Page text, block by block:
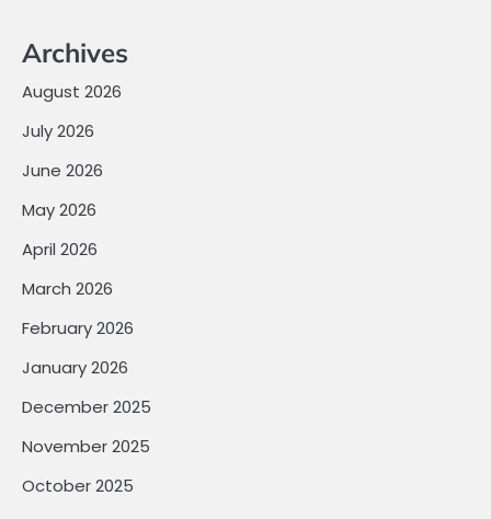
Archives
August 2026
July 2026
June 2026
May 2026
April 2026
March 2026
February 2026
January 2026
December 2025
November 2025
October 2025